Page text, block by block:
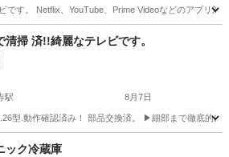
です。 Netflix、YouTube、Prime Videoなどのアプリ
駅 テレビ
清掃 済!!綺麗なテレビです。
駅 8月7日
型.動作確認済み！ 部品交換済。 ▶細部まで徹底的
持寺駅 テレビ
ック冷蔵庫